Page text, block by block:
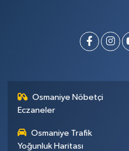
Osmaniye Nöbetçi
Eczaneler
Osmaniye Trafik
Yoğunluk Haritası